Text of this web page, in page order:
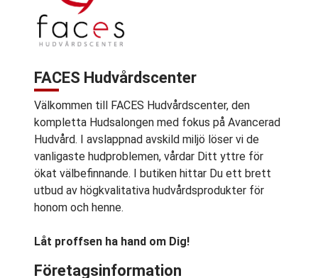
FACES Hudvårdscenter
Välkommen till FACES Hudvårdscenter, den
kompletta Hudsalongen med fokus på Avancerad
Hudvård. I avslappnad avskild miljö löser vi de
vanligaste hudproblemen, vårdar Ditt yttre för
ökat välbefinnande. I butiken hittar Du ett brett
utbud av högkvalitativa hudvårdsprodukter för
honom och henne.
Låt proffsen ha hand om Dig!
Företagsinformation